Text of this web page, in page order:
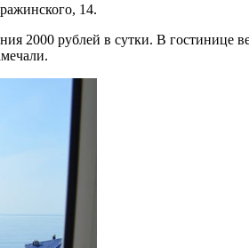
14.
2000 рублей в сутки. В